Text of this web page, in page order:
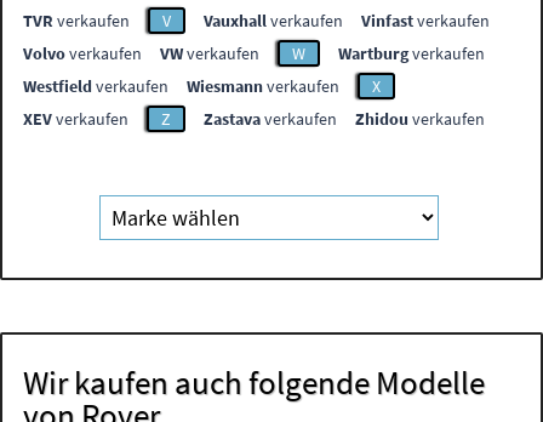
TVR verkaufen V Vauxhallverkaufen Vinfastverkaufen
Volvoverkaufen VWverkaufen W Wartburgverkaufen
Westfieldverkaufen Wiesmannverkaufen
X
XEVverkaufen Z Zastavaverkaufen Zhidou verkaufen
Wir kaufen auch folgende Modelle